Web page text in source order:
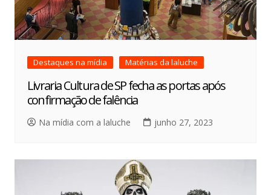
Destaques na mídia Matérias da laluche
Livraria Cultura de SP fecha as portas após
confirmação de falência
Na mídia com a laluche junho 27, 2023